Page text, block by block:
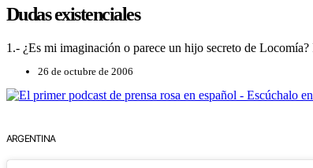
Dudas existenciales
1.- ¿Es mi imaginación o parece un hijo secreto de
26 de octubre de 2006
ARGENTINA